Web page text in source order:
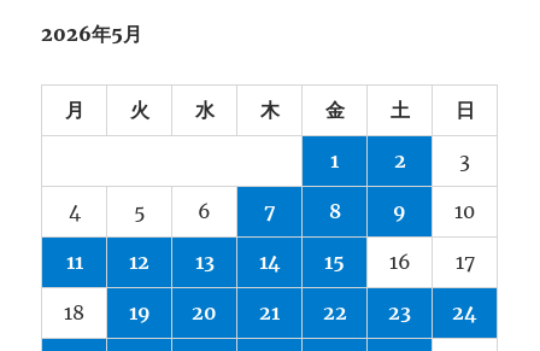
2026年5月
月 火 水 木 金 土 日
1 2 3
4 5 6 7 8 9 10
11 12 13 14 15 16 17
18 19 20 21 22 23 24